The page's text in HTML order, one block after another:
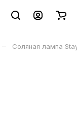
– Соляная лампа